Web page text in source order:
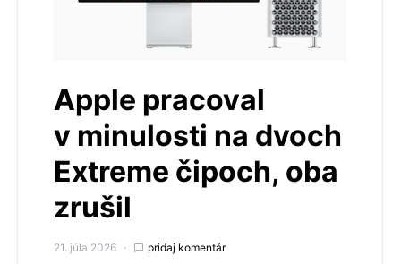
Apple pracoval
v minulosti na dvoch
Extreme čipoch, oba
zrušil
21. júla 2026 pridaj komentár